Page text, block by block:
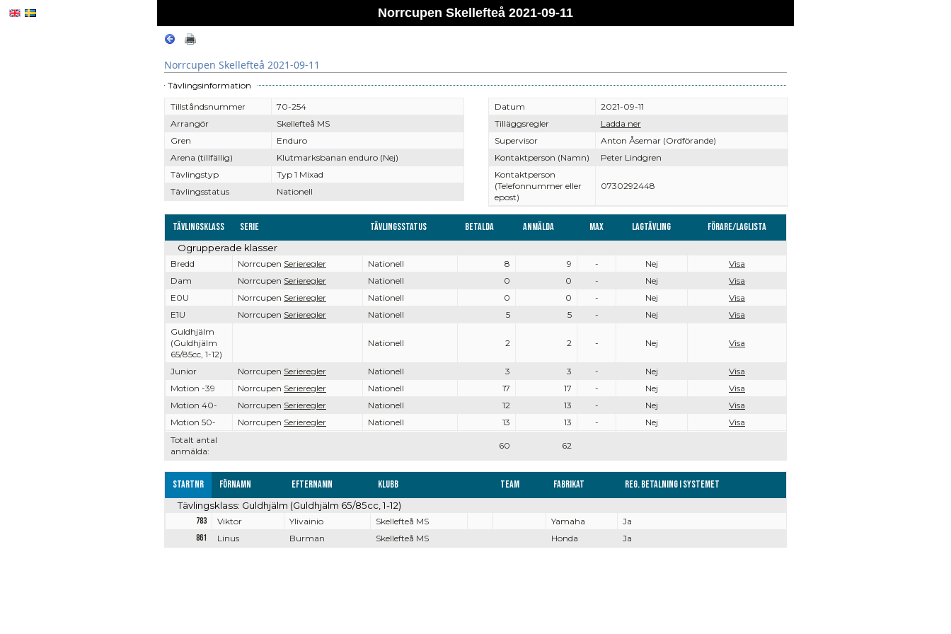
Norrcupen Skellefteå 2021-09-11
Norrcupen Skellefteå 2021-09-11
Tävlingsinformation
Tillståndsnummer
70-254
Arrangör
Skellefteå MS
Gren
Enduro
Arena (tillfällig)
Klutmarksbanan enduro (Nej)
Tävlingstyp
Typ 1 Mixad
Tävlingsstatus
Nationell
Datum
2021-09-11
Tilläggsregler
Ladda ner
Supervisor
Anton Åsemar (Ordförande)
Kontaktperson (Namn)
Peter Lindgren
Kontaktperson
(Telefonnummer eller
epost)
0730292448
Tävlingsklass Serie Tävlingsstatus Betalda Anmälda Max Lagtävling Förare/Laglista
Totalt antal
anmälda:
60 62
Ogrupperade klasser
Bredd Norrcupen Serieregler Nationell 8 9 - Nej
Visa
Dam
Norrcupen Serieregler Nationell 0 0 - Nej
Visa
E0U
Norrcupen Serieregler Nationell 0 0 - Nej
Visa
E1U
Norrcupen Serieregler Nationell 5 5 - Nej
Visa
Guldhjälm
(Guldhjälm
65/85cc, 1-12)
Nationell 2 2 - Nej Visa
Junior Norrcupen Serieregler Nationell 3 3 - Nej
Visa
Motion -39
Norrcupen Serieregler Nationell 17 17 - Nej
Visa
Motion 40-
Norrcupen Serieregler Nationell 12 13 - Nej
Visa
Motion 50-
Norrcupen Serieregler Nationell 13 13 - Nej Visa
Startnr Förnamn Efternamn Klubb Team Fabrikat Reg. Betalning i systemet
Tävlingsklass: Guldhjälm (Guldhjälm 65/85cc, 1-12)
783 Viktor Ylivainio Skellefteå MS Yamaha
Ja
861
Linus Burman Skellefteå MS Honda Ja